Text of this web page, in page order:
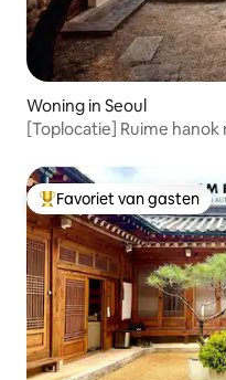
Woning in Seoul
[Toplocatie] Ruime hanok
Topfavoriet van gasten
Favoriet van gasten